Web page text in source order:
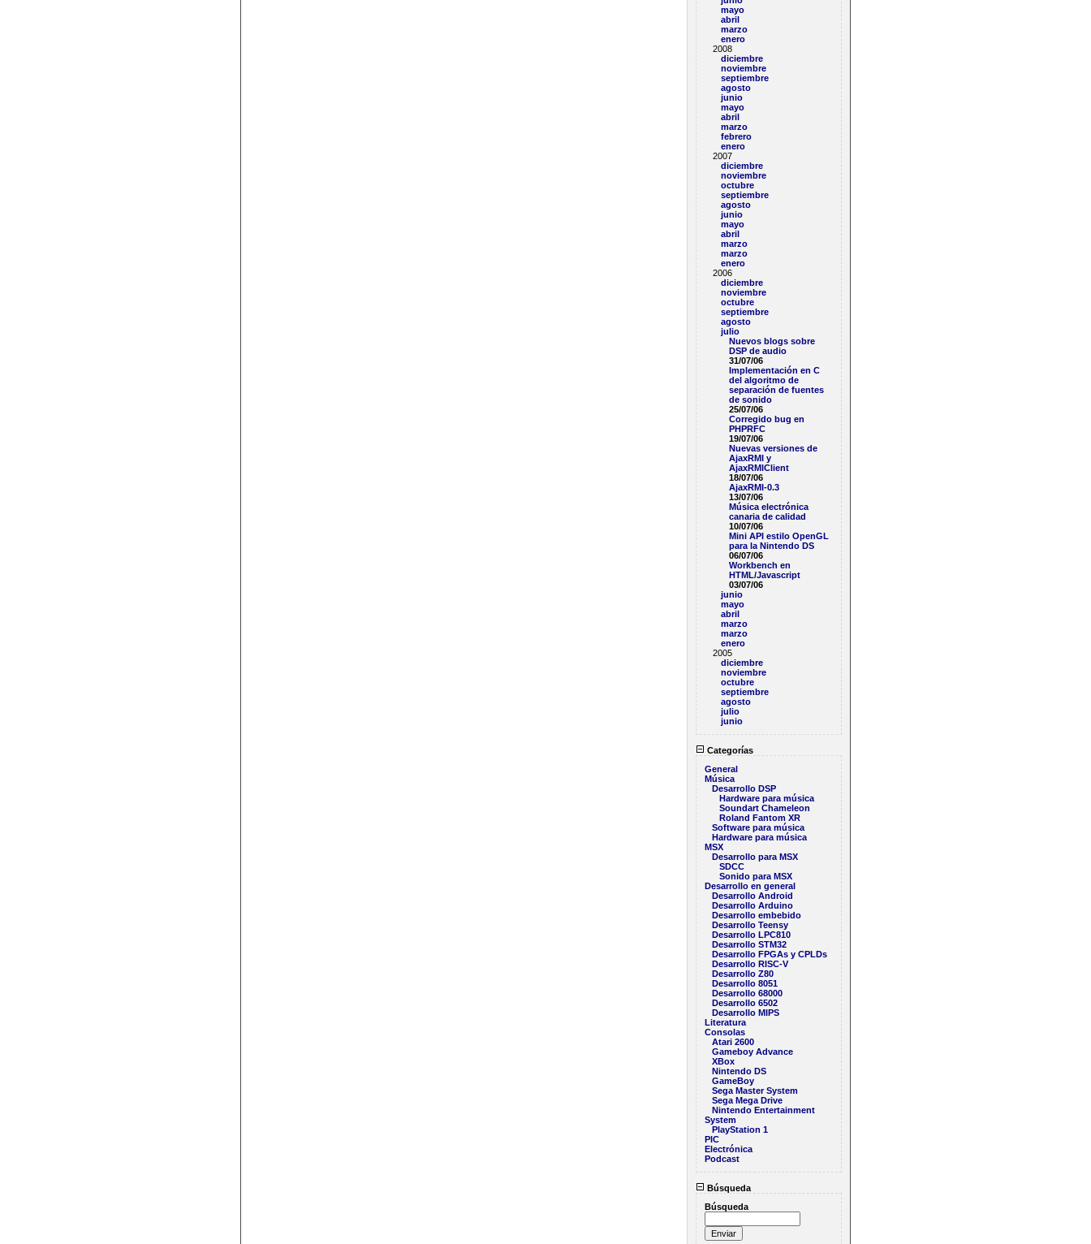
mayo
abril
marzo
enero
2008
diciembre
noviembre
septiembre
agosto
junio
mayo
abril
marzo
febrero
enero
2007
diciembre
noviembre
octubre
septiembre
agosto
junio
mayo
abril
marzo
marzo
enero
2006
diciembre
noviembre
octubre
septiembre
agosto
julio
Nuevos blogs sobre
DSP de audio
31/07/06
Implementación en C
del algoritmo de
separación de fuentes
de sonido
25/07/06
Corregido bug en
PHPRFC
19/07/06
Nuevas versiones de
AjaxRMI y
AjaxRMIClient
18/07/06
AjaxRMI-0.3
13/07/06
Música electrónica
canaria de calidad
10/07/06
Mini API estilo OpenGL
para la Nintendo DS
06/07/06
Workbench en
HTML/Javascript
03/07/06
junio
mayo
abril
marzo
marzo
enero
2005
diciembre
noviembre
octubre
septiembre
agosto
julio
junio
Categorías
General
Música
Desarrollo DSP
Hardware para música
Soundart Chameleon
Roland Fantom XR
Software para música
Hardware para música
MSX
Desarrollo para MSX
SDCC
Sonido para MSX
Desarrollo en general
Desarrollo Android
Desarrollo Arduino
Desarrollo embebido
Desarrollo Teensy
Desarrollo LPC810
Desarrollo STM32
Desarrollo FPGAs y CPLDs
Desarrollo RISC-V
Desarrollo Z80
Desarrollo 8051
Desarrollo 68000
Desarrollo 6502
Desarrollo MIPS
Literatura
Consolas
Atari 2600
Gameboy Advance
XBox
Nintendo DS
GameBoy
Sega Master System
Sega Mega Drive
Nintendo Entertainment
System
PlayStation 1
PIC
Electrónica
Podcast
Búsqueda
Búsqueda